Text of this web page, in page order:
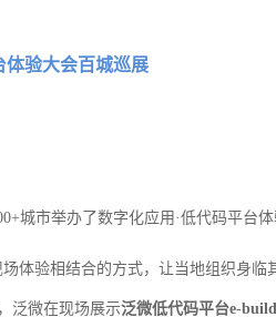
体验大会百城巡展
城市举办了数字化应用·低代码平台
体验相结合的方式，让当地组织身
泛微在现场展示泛微低代码平台e-